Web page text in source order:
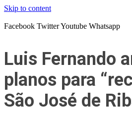
Skip to content
Facebook TwitterYoutube Whatsapp
Luis Fernando
planos para
São José de